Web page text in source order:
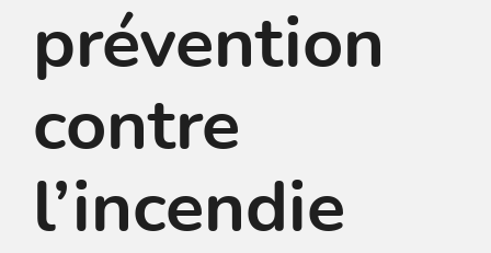
prévention
contre
l’incendie